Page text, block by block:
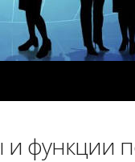
функции